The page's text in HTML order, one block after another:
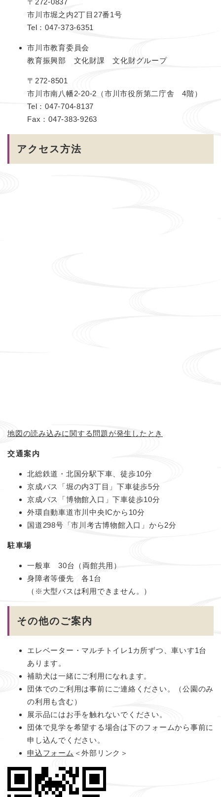
〒272-0837
市川市堀之内2丁目27番1号
Tel：047-373-6351
市川市教育委員会
教育振興部 文化財課 文化財グループ
〒272-8501
市川市南八幡2-20-2（市川市役所第二庁舎 4階）
Tel：047-704-8137
Fax：047-383-9263
アクセス方法
地図の読み込みに関する問題が発生したとき
交通案内
北総鉄道・北国分駅下車、徒歩10分
京成バス「堀の内3丁目」下車徒歩5分
京成バス「博物館入口」下車徒歩10分
外環自動車道市川中央ICから10分
国道298号「市川考古博物館入口」から2分
駐車場
一般車 30台（両館共用）
身障者等優先 各1台
（※大型バスは利用できません。）
その他のご案内
エレベーター・マルチトイレ1カ所ずつ、車いす1台
あります。
補助犬は一緒にご利用になれます。
団体でのご利用は事前にご連絡ください。（公園のみ
の利用も含む）
展示品にはお手を触れないでください。
団体で見学を希望する場合は下のフォームから事前に
申し込んでください。
申込フォーム ＜外部リンク＞